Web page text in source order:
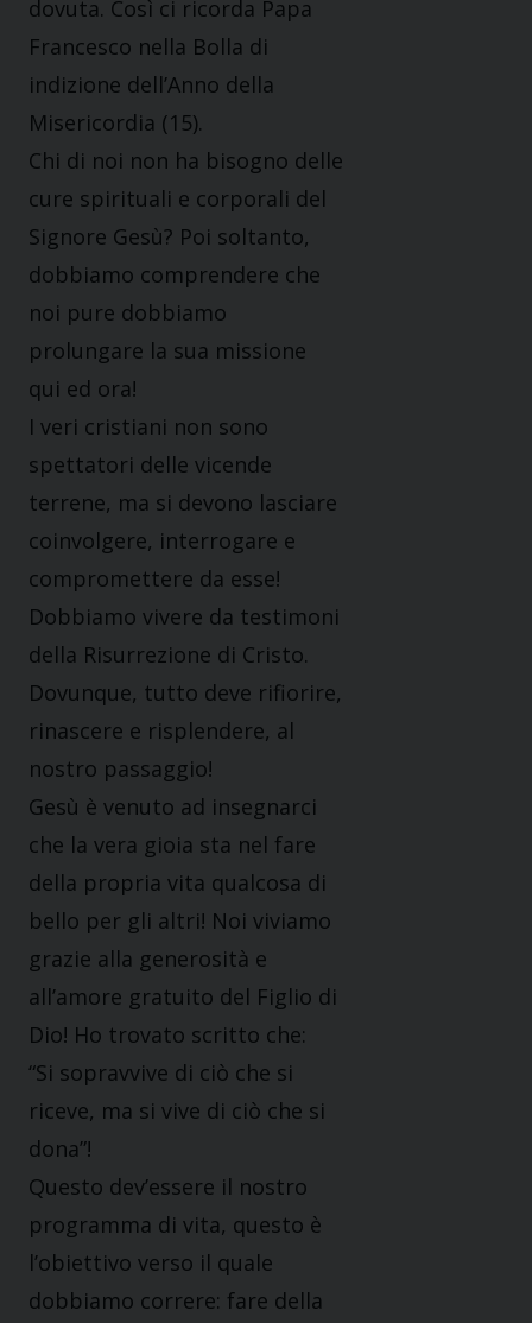
dovuta. Così ci ricorda Papa
Francesco nella Bolla di
indizione dell’Anno della
Misericordia (15).
Chi di noi non ha bisogno delle
cure spirituali e corporali del
Signore Gesù? Poi soltanto,
dobbiamo comprendere che
noi pure dobbiamo
prolungare la sua missione
qui ed ora!
I veri cristiani non sono
spettatori delle vicende
terrene, ma si devono lasciare
coinvolgere, interrogare e
compromettere da esse!
Dobbiamo vivere da testimoni
della Risurrezione di Cristo.
Dovunque, tutto deve rifiorire,
rinascere e risplendere, al
nostro passaggio!
Gesù è venuto ad insegnarci
che la vera gioia sta nel fare
della propria vita qualcosa di
bello per gli altri! Noi viviamo
grazie alla generosità e
all’amore gratuito del Figlio di
Dio! Ho trovato scritto che:
“Si sopravvive di ciò che si
riceve, ma si vive di ciò che si
dona”!
Questo dev’essere il nostro
programma di vita, questo è
l’obiettivo verso il quale
dobbiamo correre: fare della